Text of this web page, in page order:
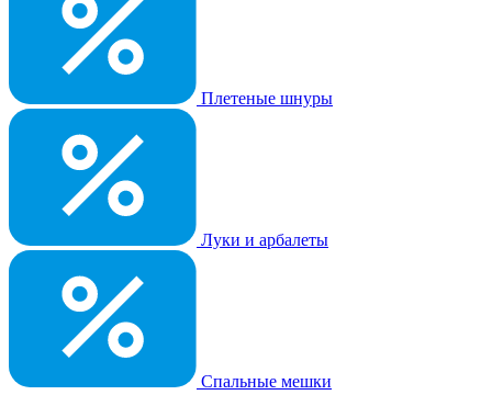
Плетеные шнуры
Луки и арбалеты
Спальные мешки